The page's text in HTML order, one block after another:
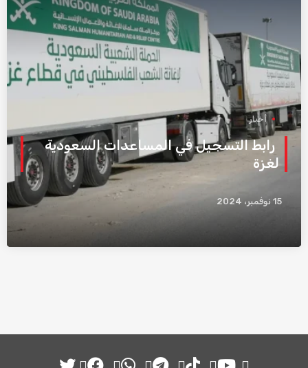
أخبار
رابط التسجيل في المساعدات السعودية
لغزة
15 نوفمبر، 2024